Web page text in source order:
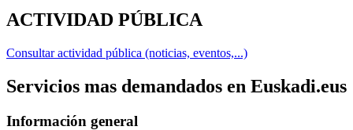
ACTIVIDAD PÚBLICA
Consultar actividad pública (noticias, eventos,...)
Servicios mas demandados en Euskadi.eus
Información general